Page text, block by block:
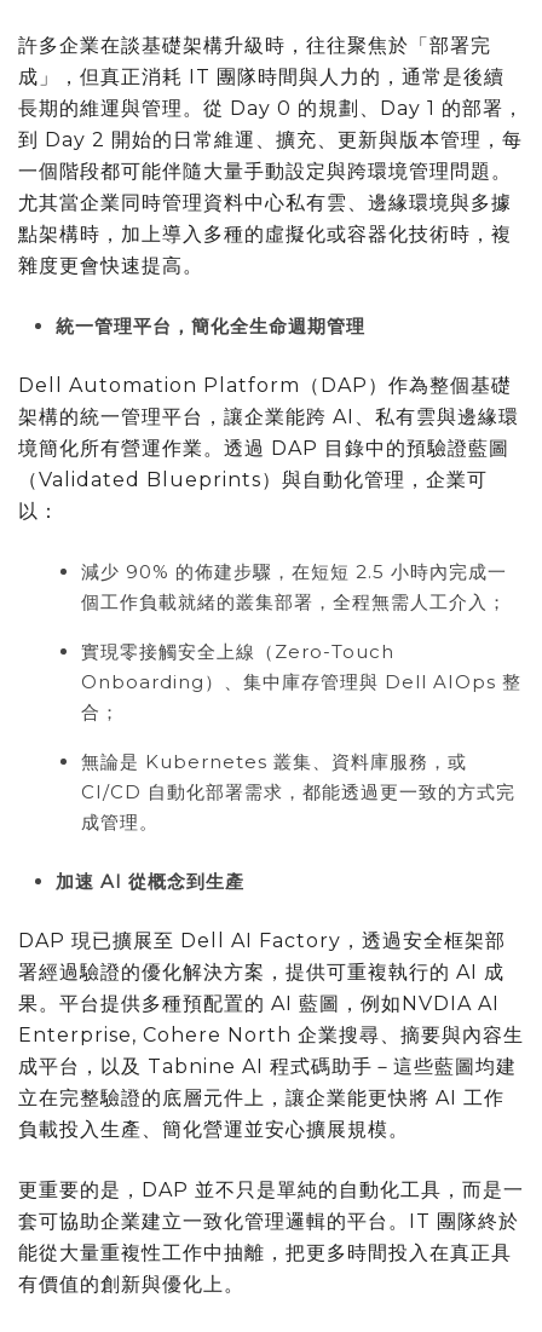
許多企業在談基礎架構升級時，往往聚焦於「部署完
成」，但真正消耗 IT 團隊時間與人力的，通常是後續
長期的維運與管理。從 Day 0 的規劃、Day 1 的部署，
到 Day 2 開始的日常維運、擴充、更新與版本管理，每
一個階段都可能伴隨大量手動設定與跨環境管理問題。
尤其當企業同時管理資料中心私有雲、邊緣環境與多據
點架構時，加上導入多種的虛擬化或容器化技術時，複
雜度更會快速提高。
統一管理平台，簡化全生命週期管理
Dell Automation Platform（DAP）作為整個基礎
架構的統一管理平台，讓企業能跨 AI、私有雲與邊緣環
境簡化所有營運作業。透過 DAP 目錄中的預驗證藍圖
（Validated Blueprints）與自動化管理，企業可
以：
減少 90% 的佈建步驟，在短短 2.5 小時內完成一
個工作負載就緒的叢集部署，全程無需人工介入；
實現零接觸安全上線（Zero-Touch
Onboarding）、集中庫存管理與 Dell AIOps 整
合；
無論是 Kubernetes 叢集、資料庫服務，或
CI/CD 自動化部署需求，都能透過更一致的方式完
成管理。
加速 AI 從概念到生產
DAP 現已擴展至 Dell AI Factory，透過安全框架部
署經過驗證的優化解決方案，提供可重複執行的 AI 成
果。平台提供多種預配置的 AI 藍圖，例如NVDIA AI
Enterprise, Cohere North 企業搜尋、摘要與內容生
成平台，以及 Tabnine AI 程式碼助手－這些藍圖均建
立在完整驗證的底層元件上，讓企業能更快將 AI 工作
負載投入生產、簡化營運並安心擴展規模。
更重要的是，DAP 並不只是單純的自動化工具，而是一
套可協助企業建立一致化管理邏輯的平台。IT 團隊終於
能從大量重複性工作中抽離，把更多時間投入在真正具
有價值的創新與優化上。